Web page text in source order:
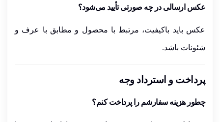
عکس ارسالی در چه صورتی تأیید می‌شود؟
عکس باید باکیفیت، مرتبط با محصول و مطابق با عرف و
شئونات باشد.
پرداخت و استرداد وجه
چطور هزینه سفارشم را پرداخت کنم؟